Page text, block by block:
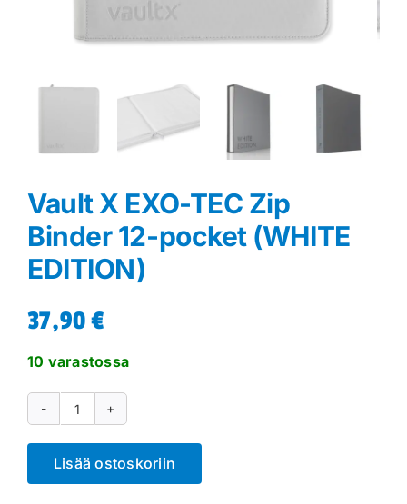
Vault X EXO-TEC Zip
Binder 12-pocket (WHITE
EDITION)
37,90€
10 varastossa
Vault
X
EXO-
Lisää ostoskoriin